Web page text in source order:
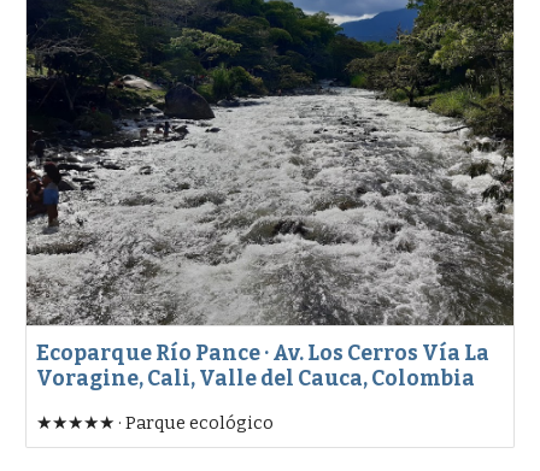
Ecoparque Río Pance · Av. Los Cerros Vía La
Voragine, Cali, Valle del Cauca, Colombia
★★★★★ · Parque ecológico